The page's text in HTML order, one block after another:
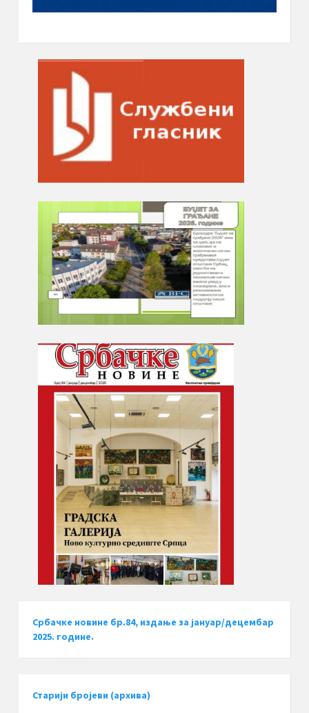
Србачке новине бр.84, издање за јануар/децембар
2025. године.
Старији бројеви (архива)